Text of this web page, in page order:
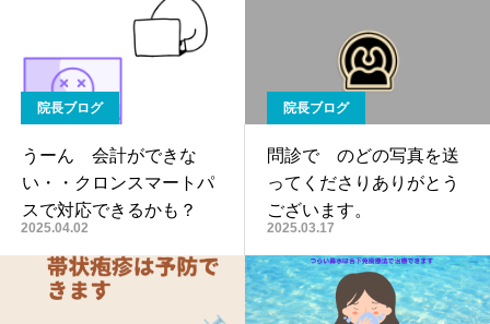
院長ブログ
うーん 会計ができな
い・・クロンスマートパ
スで対応できるかも？
2025.04.02
院長ブログ
問診で のどの写真を送
ってくださりありがとう
ございます。
2025.03.17